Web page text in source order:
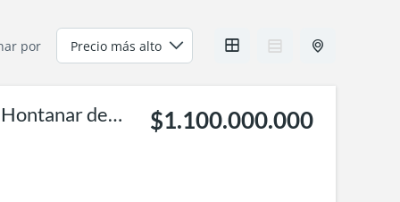
por
de
$1.100.000.000